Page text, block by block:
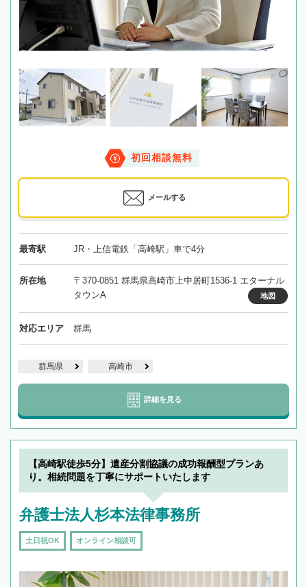
初回相談無料
メールする
最寄駅 JR・上信電鉄「高崎駅」車で4分
所在地
〒370-0851 群馬県高崎市上中居町1536-1 エターナル
タウンA
地図
対応エリア 群馬
群馬県 高崎市
詳細を見る
【高崎駅徒歩5分】遺産分割協議の成功報酬型プランあ
り。相続問題を丁寧にサポートいたします
弁護士法人杉本法律事務所
土日祝OK オンライン相談可